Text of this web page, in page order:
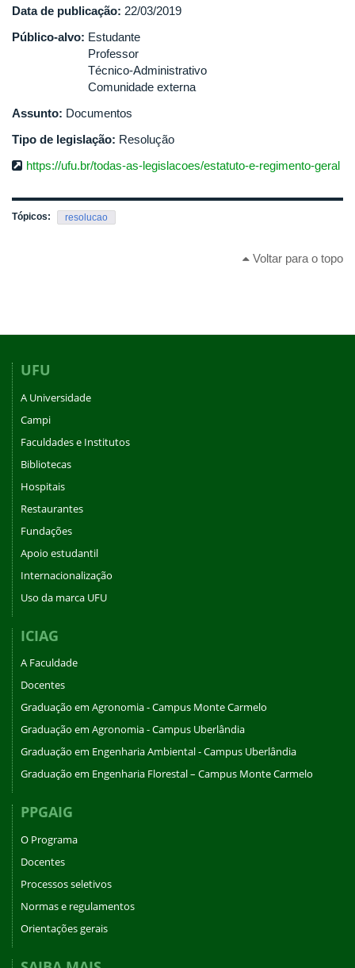
Data de publicação: 22/03/2019
Público-alvo: Estudante
Professor
Técnico-Administrativo
Comunidade externa
Assunto: Documentos
Tipo de legislação: Resolução
https://ufu.br/todas-as-legislacoes/estatuto-e-regimento-geral
Tópicos: resolucao
Voltar para o topo
UFU
A Universidade
Campi
Faculdades e Institutos
Bibliotecas
Hospitais
Restaurantes
Fundações
Apoio estudantil
Internacionalização
Uso da marca UFU
ICIAG
A Faculdade
Docentes
Graduação em Agronomia - Campus Monte Carmelo
Graduação em Agronomia - Campus Uberlândia
Graduação em Engenharia Ambiental - Campus Uberlândia
Graduação em Engenharia Florestal – Campus Monte Carmelo
PPGAIG
O Programa
Docentes
Processos seletivos
Normas e regulamentos
Orientações gerais